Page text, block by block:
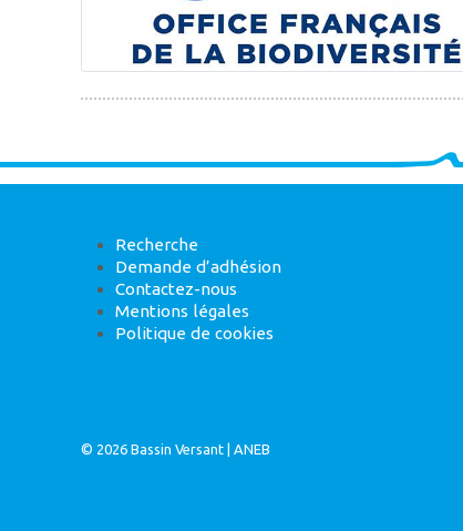
Recherche
Demande d’adhésion
Contactez-nous
Mentions légales
Politique de cookies
© 2026Bassin Versant | ANEB